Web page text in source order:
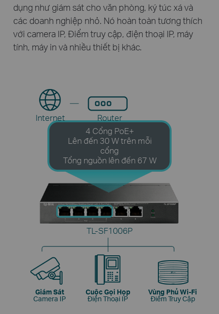
dụng như giám sát cho văn phòng, ký túc xá và
các doanh nghiệp nhỏ. Nó hoàn toàn tương thích
với camera IP, Điểm truy cập, điện thoại IP, máy
tính, máy in và nhiều thiết bị khác.
Giám Sát
Camera IP
Cuộc Gọi Họp
Điện Thoại IP
Vùng Phủ Wi-Fi
Điểm Truy Cập
4 Cổng PoE+
Lên đến 30 W trên mỗi
cổng
Tổng nguồn lên đến 67 W
TL-SF1006P
Router
Internet